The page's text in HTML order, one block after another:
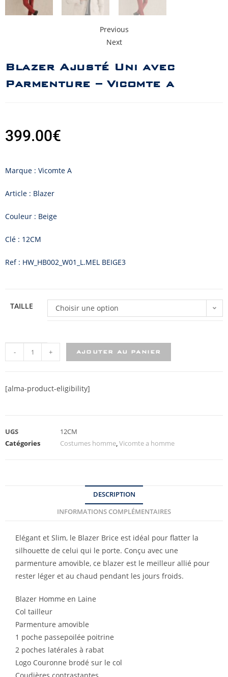
Previous
Next
Blazer Ajusté Uni avec
Parmenture – Vicomte a
399.00€
Marque : Vicomte A
Article : Blazer
Couleur : Beige
Clé : 12CM
Ref : HW_HB002_W01_L.MEL BEIGE3
TAILLE Choisir une option
- + AJOUTER AU PANIER
[alma-product-eligibility]
UGS
12CM
Catégories
Costumes homme,Vicomte a homme
DESCRIPTION
INFORMATIONS COMPLÉMENTAIRES
Elégant et Slim, le Blazer Brice est idéal pour flatter la
silhouette de celui qui le porte. Conçu avec une
parmenture amovible, ce blazer est le meilleur allié pour
rester léger et au chaud pendant les jours froids.
Blazer Homme en Laine
Col tailleur
Parmenture amovible
1 poche passepoilée poitrine
2 poches latérales à rabat
Logo Couronne brodé sur le col